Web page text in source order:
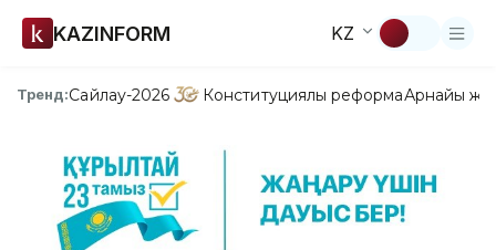
KAZINFORM KZ
Тренд:Сайлау-2026 Конституциялық реформаАрнайы